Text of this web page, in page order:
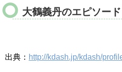
大鶴義丹のエピソード
出典： http://kdash.jp/kdash/